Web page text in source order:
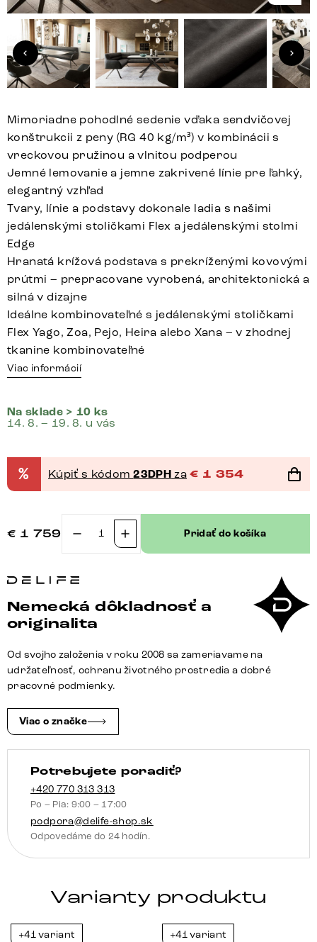
Mimoriadne pohodlné sedenie vďaka sendvičovej
konštrukcii z peny (RG 40 kg/m³) v kombinácii s
vreckovou pružinou a vlnitou podperou
Jemné lemovanie a jemne zakrivené línie pre ľahký,
elegantný vzhľad
Tvary, línie a podstavy dokonale ladia s našimi
jedálenskými stoličkami Flex a jedálenskými stolmi
Edge
Hranatá krížová podstava s prekríženými kovovými
prútmi – prepracovane vyrobená, architektonická a
silná v dizajne
Ideálne kombinovateľné s jedálenskými stoličkami
Flex Yago, Zoa, Pejo, Heira alebo Xana – v zhodnej
tkanine kombinovateľné
Viac informácií
Na sklade > 10 ks
14. 8. – 19. 8. u vás
% Kúpiť s kódom23DPH za € 1 354
€ 1 759
množstvo
lavica
Flex
285×190
cm
mikrovlákno
antracitová
krížová
podstava
hranatá
grafitová
vrecková
pružina
pravá
Pridať do košíka
Nemecká dôkladnosť a
originalita
Od svojho založenia v roku 2008 sa zameriavame na
udržateľnosť, ochranu životného prostredia a dobré
pracovné podmienky.
Viac o značke
Potrebujete poradiť?
+420 770 313 313
Po – Pia: 9:00 – 17:00
podpora@delife-shop.sk
Odpovedáme do 24 hodín.
Varianty produktu
+41 variant +41 variant